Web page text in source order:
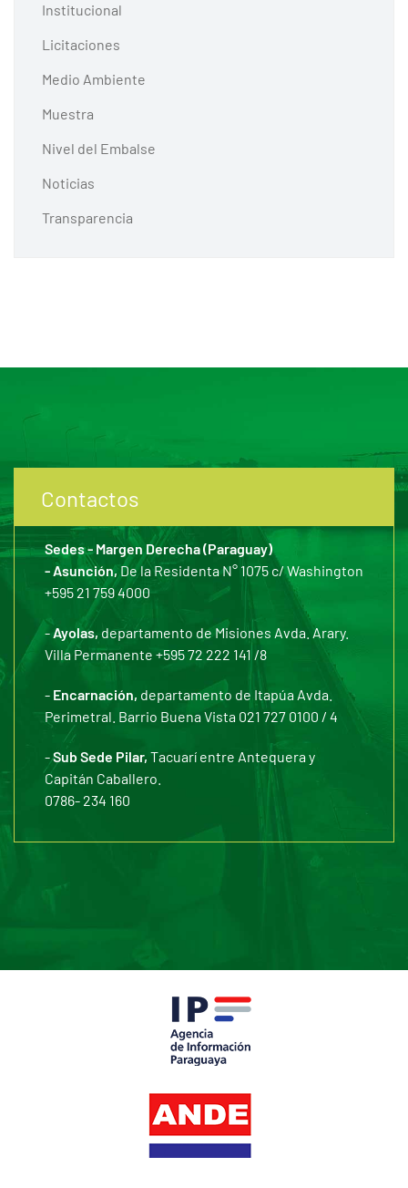
Institucional
Licitaciones
Medio Ambiente
Muestra
Nivel del Embalse
Noticias
Transparencia
Contactos
Sedes - Margen Derecha (Paraguay)
- Asunción,De la Residenta N° 1075 c/ Washington
+595 21 759 4000
-Ayolas, departamento de Misiones Avda. Arary.
Villa Permanente +595 72 222 141 /8
- Encarnación, departamento de Itapúa Avda.
Perimetral. Barrio Buena Vista 021 727 0100 / 4
-Sub Sede Pilar, Tacuarí entre Antequera y
Capitán Caballero.
0786- 234 160